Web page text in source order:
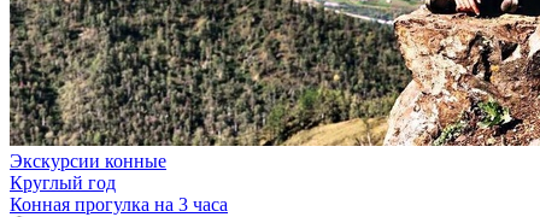
Экскурсии конные
Круглый год
Конная прогулка на 3 часа